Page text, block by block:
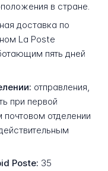
в стране.
доставка по
La Poste
пять дней
отправления,
при первой
отделении
Poste: 35